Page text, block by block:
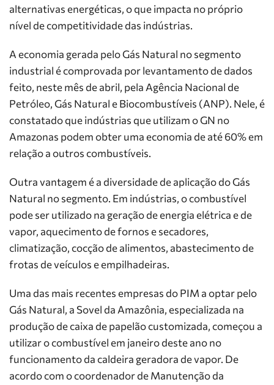
alternativas energéticas, o que impacta no próprio
nível de competitividade das indústrias.
A economia gerada pelo Gás Natural no segmento
industrial é comprovada por levantamento de dados
feito, neste mês de abril, pela Agência Nacional de
Petróleo, Gás Natural e Biocombustíveis (ANP). Nele, é
constatado que indústrias que utilizam o GN no
Amazonas podem obter uma economia de até 60% em
relação a outros combustíveis.
Outra vantagem é a diversidade de aplicação do Gás
Natural no segmento. Em indústrias, o combustível
pode ser utilizado na geração de energia elétrica e de
vapor, aquecimento de fornos e secadores,
climatização, cocção de alimentos, abastecimento de
frotas de veículos e empilhadeiras.
Uma das mais recentes empresas do PIM a optar pelo
Gás Natural, a Sovel da Amazônia, especializada na
produção de caixa de papelão customizada, começou a
utilizar o combustível em janeiro deste ano no
funcionamento da caldeira geradora de vapor. De
acordo com o coordenador de Manutenção da